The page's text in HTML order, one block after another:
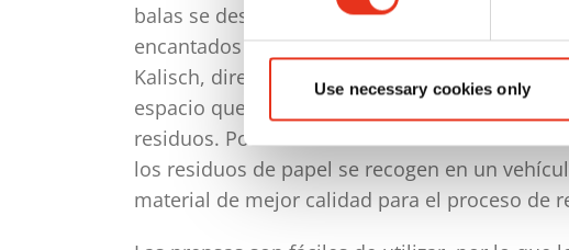
Use necessary cookies only
balas se desarrollaron sin incidencias. En
encantados con las nuevas prensas de balas
Kalisch, director de producción: «Como las
espacio que antes, hemos reducido
residuos. Por eso no hace falta vaciar los
los residuos de papel se recogen en un
material de mejor calidad para el proceso de